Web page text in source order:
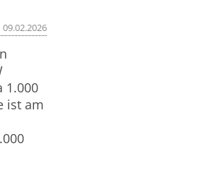
09.02.2026
1.000
ist am